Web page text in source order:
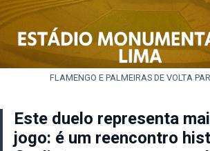
FLAMENGO E PALMEIRAS DE VOLTA
Este duelo representa
jogo: é um reencontro